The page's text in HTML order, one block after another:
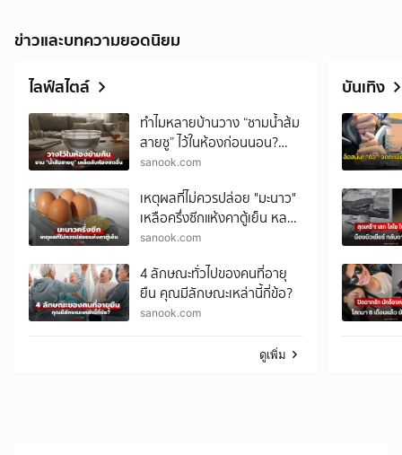
ข่าวและบทความยอดนิยม
ไลฟ์สไตล์
ทำไมหลายบ้านวาง “ชามน้ำส้ม
สายชู” ไว้ในห้องก่อนนอน?
เคล็ดลับราคาประหยัด ตื่นมา
sanook.com
เหตุผลที่ไม่ควรปล่อย "มะนาว"
เหลือครึ่งซีกแห้งคาตู้เย็น หลาย
คนพลาดไม่รู้ตัว
sanook.com
4 ลักษณะทั่วไปของคนที่อายุ
ยืน คุณมีลักษณะเหล่านี้กี่ข้อ?
sanook.com
ดูเพิ่ม
บันเทิง